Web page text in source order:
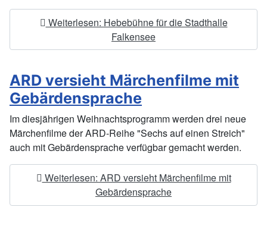
Weiterlesen: Hebebühne für die Stadthalle
Falkensee
ARD versieht Märchenfilme mit
Gebärdensprache
Im diesjährigen Weihnachtsprogramm werden drei neue
Märchenfilme der ARD-Reihe "Sechs auf einen Streich"
auch mit Gebärdensprache verfügbar gemacht werden.
Weiterlesen: ARD versieht Märchenfilme mit
Gebärdensprache